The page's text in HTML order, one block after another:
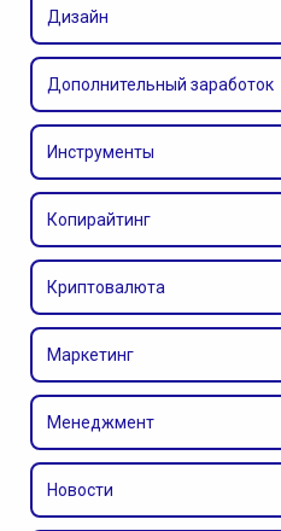
Дизайн
Дополнительный заработок
Инструменты
Копирайтинг
Криптовалюта
Маркетинг
Менеджмент
Новости